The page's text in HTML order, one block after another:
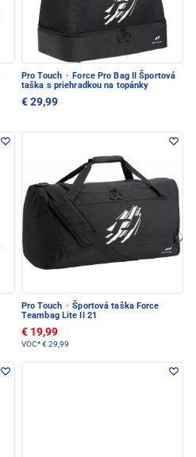
Pro Touch · Force Pro Bag II Športová
taška s priehradkou na topánky
€ 29,99
Pro Touch · Športová taška Force
Teambag Lite II 21
€ 19,99
VOC*€ 29,99